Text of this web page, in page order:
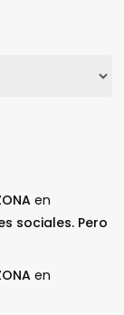
en
sociales. Pero
en